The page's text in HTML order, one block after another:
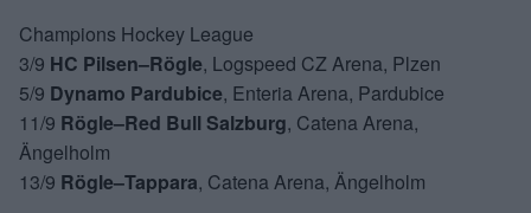
Champions Hockey League
3/9 HC Pilsen–Rögle, Logspeed CZ Arena, Plzen
5/9 Dynamo Pardubice, Enteria Arena, Pardubice
11/9 Rögle–Red Bull Salzburg, Catena Arena,
Ängelholm
13/9 Rögle–Tappara, Catena Arena, Ängelholm